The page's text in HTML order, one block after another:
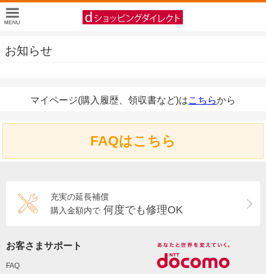
お知らせ
マイページ(購入履歴、領収書など)はこちらから
FAQはこちら
充実の延長補償
購入金額内で 何度でも修理OK
お客さまサポート
FAQ